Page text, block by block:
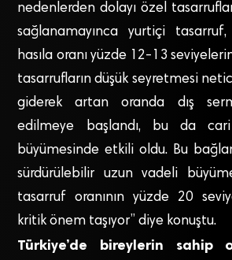
nedenlerden dolayı özel
sağlanamayınca yurtiçi
hasıla oranı yüzde 12-13
tasarrufların düşük seyretmesi
giderek artan oranda dış
edilmeye başlandı, bu da cari
büyümesinde etkili oldu. Bu
sürdürülebilir uzun vadeli
tasarruf oranının yüzde 20
kritik önem taşıyor” diye konuştu.
Türkiye’de bireylerin sahip